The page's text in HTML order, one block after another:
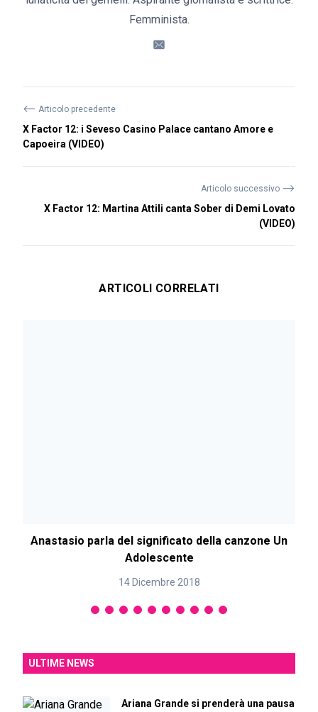
Femminista.
⟵ Articolo precedente
X Factor 12: i Seveso Casino Palace cantano Amore e
Capoeira (VIDEO)
Articolo successivo ⟶
X Factor 12: Martina Attili canta Sober di Demi Lovato
(VIDEO)
ARTICOLI CORRELATI
Anastasio parla del significato della canzone Un
Adolescente
14 Dicembre 2018
ULTIME NEWS
Ariana Grande si prenderà una pausa